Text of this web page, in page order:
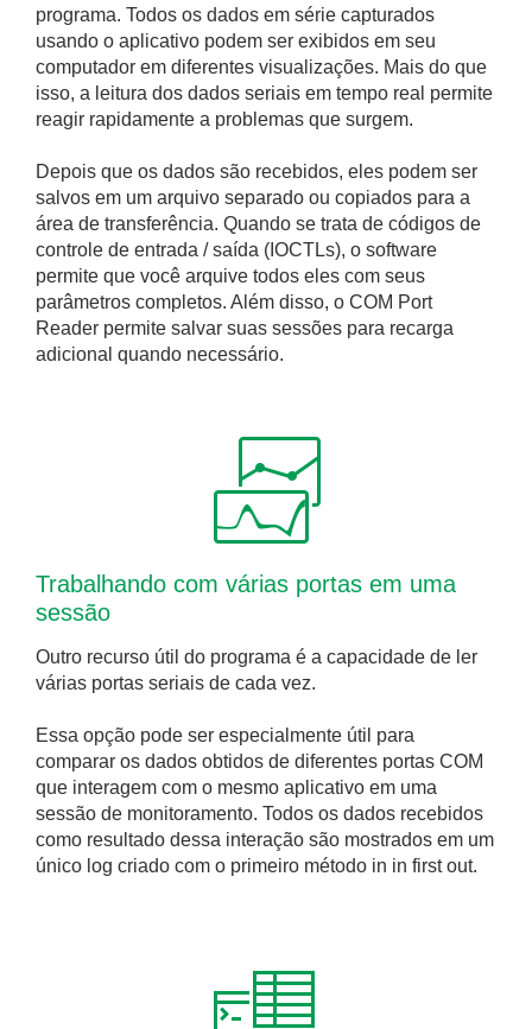
programa. Todos os dados em série capturados
usando o aplicativo podem ser exibidos em seu
computador em diferentes visualizações. Mais do que
isso, a leitura dos dados seriais em tempo real permite
reagir rapidamente a problemas que surgem.
Depois que os dados são recebidos, eles podem ser
salvos em um arquivo separado ou copiados para a
área de transferência. Quando se trata de códigos de
controle de entrada / saída (IOCTLs), o software
permite que você arquive todos eles com seus
parâmetros completos. Além disso, o COM Port
Reader permite salvar suas sessões para recarga
adicional quando necessário.
Trabalhando com várias portas em uma
sessão
Outro recurso útil do programa é a capacidade de ler
várias portas seriais de cada vez.
Essa opção pode ser especialmente útil para
comparar os dados obtidos de diferentes portas COM
que interagem com o mesmo aplicativo em uma
sessão de monitoramento. Todos os dados recebidos
como resultado dessa interação são mostrados em um
único log criado com o primeiro método in in first out.